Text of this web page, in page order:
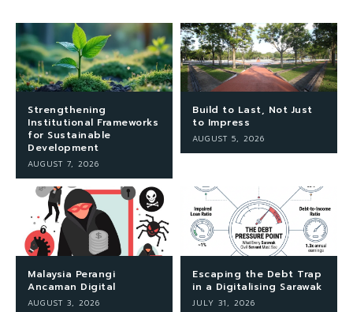
Strengthening
Institutional Frameworks
for Sustainable
Development
AUGUST 7, 2026
Build to Last, Not Just
to Impress
AUGUST 5, 2026
Malaysia Perangi
Ancaman Digital
AUGUST 3, 2026
Escaping the Debt Trap
in a Digitalising Sarawak
JULY 31, 2026